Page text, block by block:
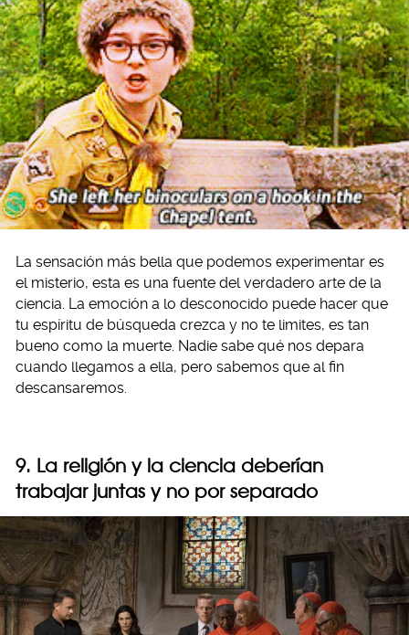
La sensación más bella que podemos experimentar es
el misterio, esta es una fuente del verdadero arte de la
ciencia. La emoción a lo desconocido puede hacer que
tu espíritu de búsqueda crezca y no te limites, es tan
bueno como la muerte. Nadie sabe qué nos depara
cuando llegamos a ella, pero sabemos que al fin
descansaremos.
9. La religión y la ciencia deberían
trabajar juntas y no por separado